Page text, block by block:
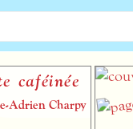
Charpy